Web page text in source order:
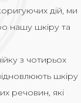
дій, ми
нашу шкіру та
з чотирьох
шкіру
речовин, які